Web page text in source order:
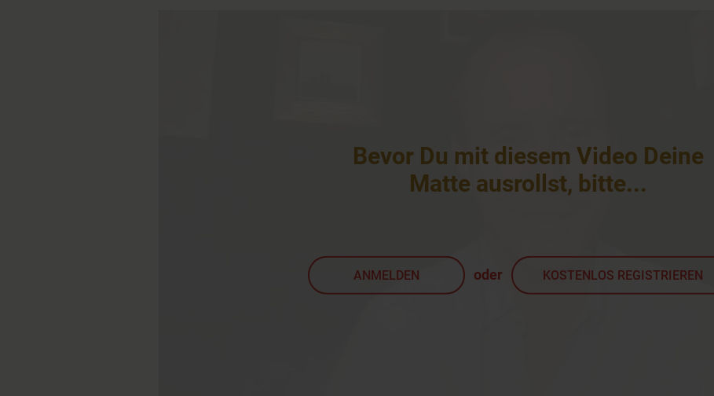
Bevor Du mit diesem Video Deine
Matte ausrollst, bitte...
ANMELDEN oder KOSTENLOS REGISTRIEREN